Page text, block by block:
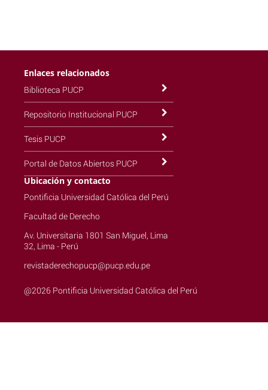
Enlaces relacionados
Biblioteca PUCP
Repositorio Institucional PUCP
Tesis PUCP
Portal de Datos Abiertos PUCP
Ubicación y contacto
Pontificia Universidad Católica del Perú
Facultad de Derecho
Av. Universitaria 1801 San Miguel, Lima
32, Lima - Perú
revistaderechopucp@pucp.edu.pe
@2026 Pontificia Universidad Católica del Perú